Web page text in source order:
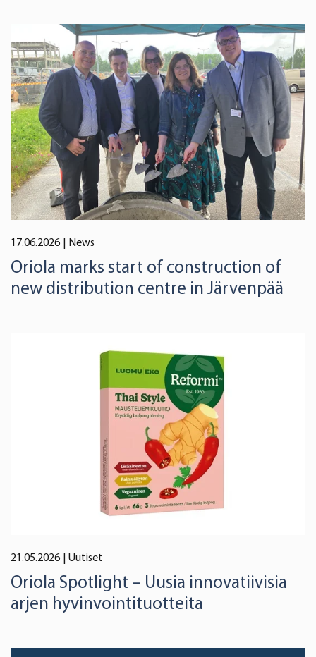
17.06.2026 | News
Oriola marks start of construction of
new distribution centre in Järvenpää
21.05.2026 | Uutiset
Oriola Spotlight – Uusia innovatiivisia
arjen hyvinvointituotteita